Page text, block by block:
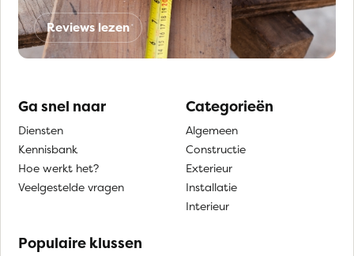
Reviews lezen
Ga snel naar
Diensten
Kennisbank
Hoe werkt het?
Veelgestelde vragen
Categorieën
Algemeen
Constructie
Exterieur
Installatie
Interieur
Populaire klussen